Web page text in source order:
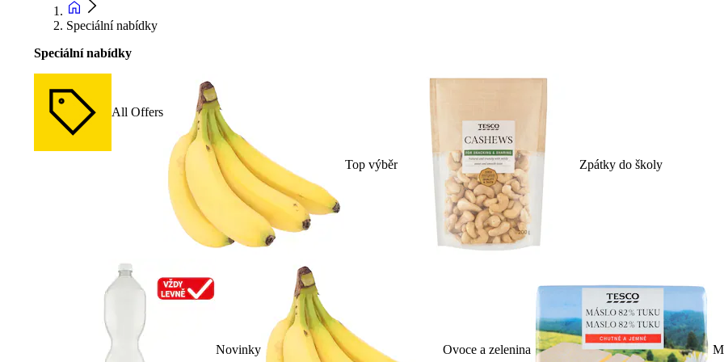
Speciální nabídky
Speciální nabídky
All Offers
Top výběr Zpátky do školy
Novinky Ovoce a zelenina